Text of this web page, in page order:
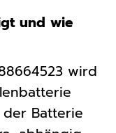
und wie
wird
Batterie